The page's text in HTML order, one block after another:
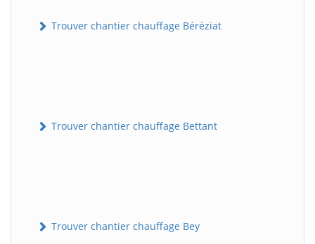
Trouver chantier chauffage Béréziat
Trouver chantier chauffage Bettant
Trouver chantier chauffage Bey